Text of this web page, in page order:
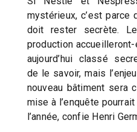
mystérieux, c’est parce
doit rester secrète.
production
aujourd’hui classé
de le savoir, mais
nouveau bâtiment sera
mise à l’enquête
l’année, confie Henri